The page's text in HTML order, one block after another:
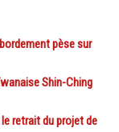
pèse sur
Shin-Ching
le retrait du projet de